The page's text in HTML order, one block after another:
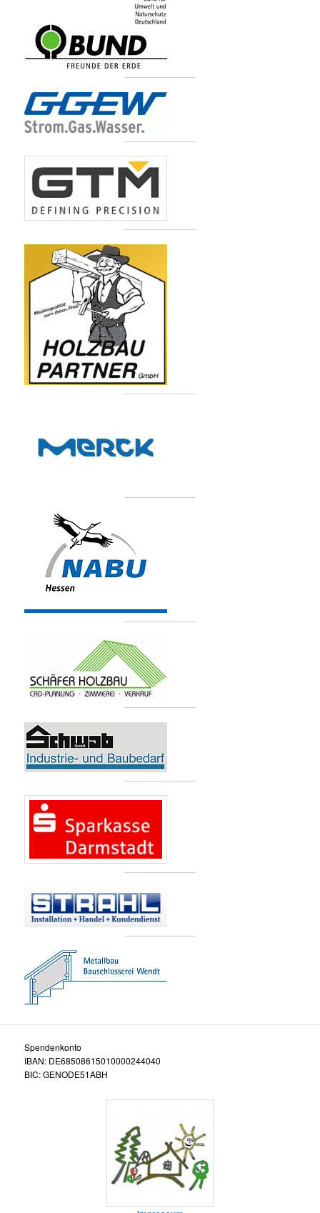
Spendenkonto
IBAN: DE68508615010000244040
BIC: GENODE51ABH